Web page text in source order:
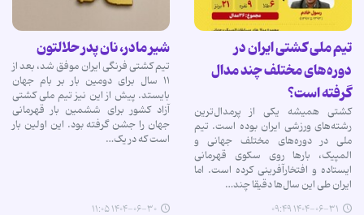
تیم ملی کشتی ایران در
دوره‌های مختلف چند مدال
گرفته است؟
کشتی همیشه یکی از پرمدال‌ترین
رشته‌های ورزشی ایران بوده است. تیم
ملی در دوره‌های مختلف جهانی و
المپیک، بارها روی سکوی قهرمانی
ایستاده و افتخارآفرینی کرده است. اما
ایران طی این سال‌ها دقیقا چند…
۱۴۰۴-۰۶-۳۱ ۰۹:۴۹
شیر مادر، نان پدر حلالتون
تیم کشتی فرنگی ایران موفق شد، بعد از
۱۱ سال برای دومین بار بر بام جهان
بایستد. پیش از این نیز تیم ملی کشتی
آزاد کشور برای ششمین بار قهرمانی
جهان را جشن گرفته بود. این اولین بار
است که در یک…
۱۴۰۴-۰۶-۳۰ ۱۱:۰۵